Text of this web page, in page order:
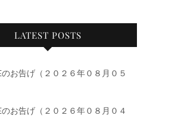
LATEST POSTS
お告げ（２０２６年０８月０５
お告げ（２０２６年０８月０４